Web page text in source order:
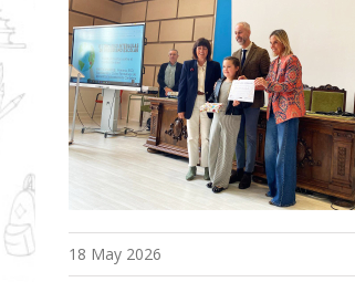
18 May 2026